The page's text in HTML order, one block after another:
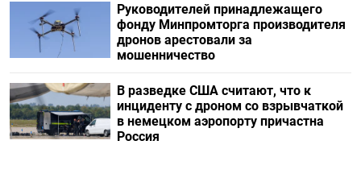
Руководителей принадлежащего
фонду Минпромторга производителя
дронов арестовали за
мошенничество
В разведке США считают, что к
инциденту с дроном со взрывчаткой
в немецком аэропорту причастна
Россия